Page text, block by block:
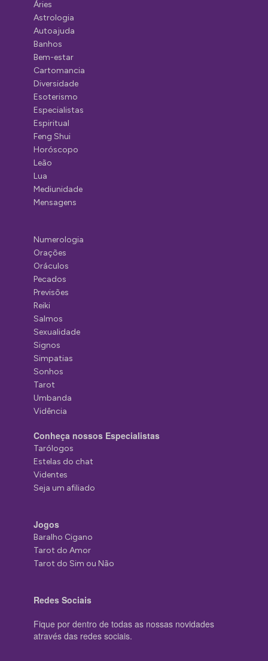
Áries
Astrologia
Autoajuda
Banhos
Bem-estar
Cartomancia
Diversidade
Esoterismo
Especialistas
Espiritual
Feng Shui
Horóscopo
Leão
Lua
Mediunidade
Mensagens
Numerologia
Orações
Oráculos
Pecados
Previsões
Reiki
Salmos
Sexualidade
Signos
Simpatias
Sonhos
Tarot
Umbanda
Vidência
Conheça nossos Especialistas
Tarólogos
Estelas do chat
Videntes
Seja um afiliado
Jogos
Baralho Cigano
Tarot do Amor
Tarot do Sim ou Não
Redes Sociais
Fique por dentro de todas as nossas novidades
através das redes sociais.